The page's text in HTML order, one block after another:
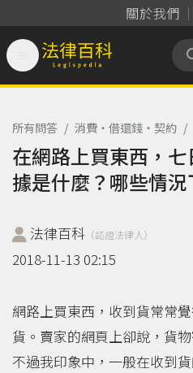
關於我們
法律百科 Legispedia
所有問答 / 消費‧借還錢‧契約 /
在網路上買東西，
據是什麼？哪些情
法律百科 （認證法律人）
2018-11-13 02:15
網路上買東西，收到貨常常
貨。賣家的網頁上卻說，貨
不過我印象中，一般在收到